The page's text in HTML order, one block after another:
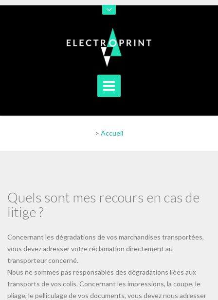
> Accueil
Quels sont mes recours en cas de
litige ?
Concernant les dégradations de vos marchandises transportées,
vous devez adresser votre réclamation directement au
transporteur concerné.
Nous ne sommes pas responsables des dégradations liées aux
transports de vos colis. Concernant les impressions, la coupe, le
pliage, le pelliculage de vos documents, vous devez nous adresser
En poursuivant votre navigation sur notre site vous acceptez
[En savoir plus]